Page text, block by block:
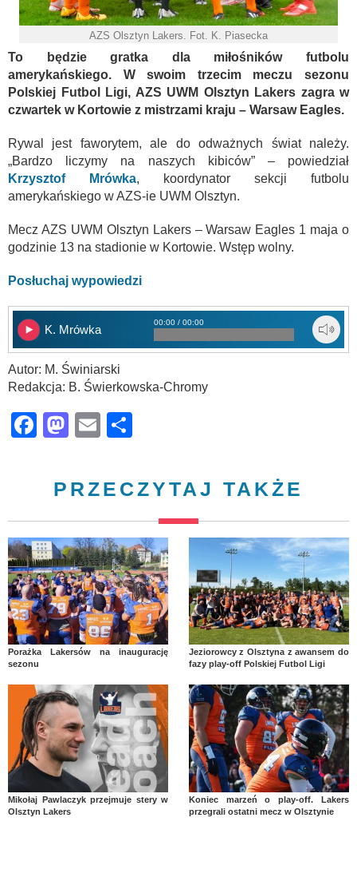
AZS Olsztyn Lakers. Fot. K. Piasecka
To będzie gratka dla miłośników futbolu
amerykańskiego. W swoim trzecim meczu sezonu
Polskiej Futbol Ligi, AZS UWM Olsztyn Lakers zagra w
czwartek w Kortowie z mistrzami kraju – Warsaw Eagles.
Rywal jest faworytem, ale do odważnych świat należy.
„Bardzo liczymy na naszych kibiców” – powiedział
Krzysztof Mrówka, koordynator sekcji futbolu
amerykańskiego w AZS-ie UWM Olsztyn.
Mecz AZS UWM Olsztyn Lakers – Warsaw Eagles 1 maja o
godzinie 13 na stadionie w Kortowie. Wstęp wolny.
Posłuchaj wypowiedzi
K. Mrówka
00:00 / 00:00
Autor: M. Świniarski
Redakcja: B. Świerkowska-Chromy
Facebook
Mastodon
Email
PRZECZYTAJ TAKŻE
Porażka Lakersów na inaugurację
sezonu
Jeziorowcy z Olsztyna z awansem do
fazy play-off Polskiej Futbol Ligi
Mikołaj Pawlaczyk przejmuje stery w
Olsztyn Lakers
Koniec marzeń o play-off. Lakers
przegrali ostatni mecz w Olsztynie